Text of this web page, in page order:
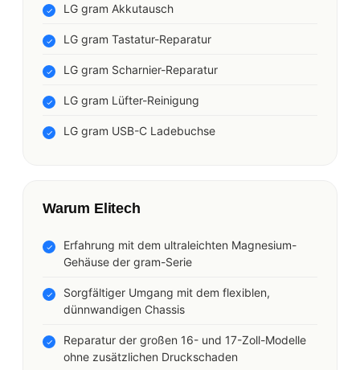
LG gram Akkutausch
LG gram Tastatur-Reparatur
LG gram Scharnier-Reparatur
LG gram Lüfter-Reinigung
LG gram USB-C Ladebuchse
Warum Elitech
Erfahrung mit dem ultraleichten Magnesium-
Gehäuse der gram-Serie
Sorgfältiger Umgang mit dem flexiblen,
dünnwandigen Chassis
Reparatur der großen 16- und 17-Zoll-Modelle
ohne zusätzlichen Druckschaden